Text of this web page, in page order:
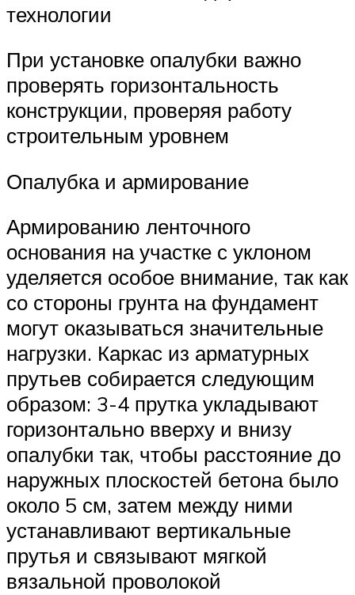
технологии
При установке опалубки важно
проверять горизонтальность
конструкции, проверяя работу
строительным уровнем
Опалубка и армирование
Армированию ленточного
основания на участке с уклоном
уделяется особое внимание, так как
со стороны грунта на фундамент
могут оказываться значительные
нагрузки. Каркас из арматурных
прутьев собирается следующим
образом: 3-4 прутка укладывают
горизонтально вверху и внизу
опалубки так, чтобы расстояние до
наружных плоскостей бетона было
около 5 см, затем между ними
устанавливают вертикальные
прутья и связывают мягкой
вязальной проволокой